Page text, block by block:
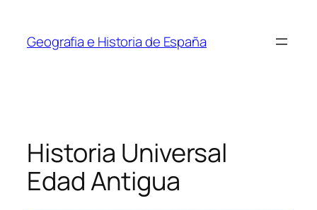
contenido
Geografia e Historia de España
Historia Universal
Edad Antigua